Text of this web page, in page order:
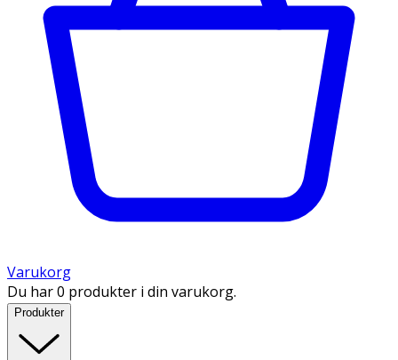
Varukorg
Du har 0 produkter i din varukorg.
Produkter